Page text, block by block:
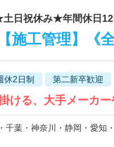
日祝休み★年間休日
施工管理】《
休2日制 第二新卒歓迎
ける、大手メーカ
千葉・神奈川・静岡・愛知